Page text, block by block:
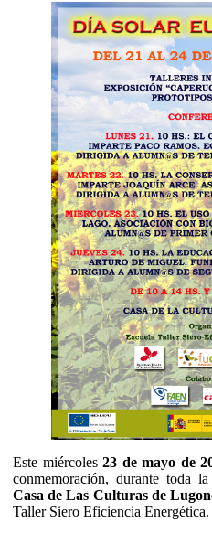
Este miércoles 23 de mayo de
conmemoración, durante toda
Casa de Las Culturas de
Taller Siero Eficiencia Energética.